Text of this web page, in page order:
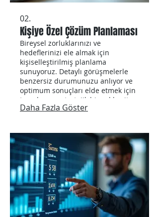
02.
Kişiye Özel Çözüm Planlaması
Bireysel zorluklarınızı ve
hedeflerinizi ele almak için
kişiselleştirilmiş planlama
sunuyoruz. Detaylı görüşmelerle
benzersiz durumunuzu anlıyor ve
optimum sonuçları elde etmek için
tasarlanmış stratejik bir yol haritası
hazırlıyoruz. Bu hizmet, size özel
Daha Fazla Göster